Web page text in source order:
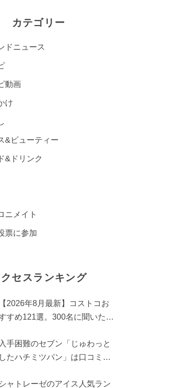
カテゴリー
ドニュース
動画
け
&ビューティー
&ドリンク
ニメイト
票に参加
クセスランキング
【2026年8月最新】コストコお
すめ121選。300名に聞いた買
め商品も
入手困難のセブン「じゅわっと
したハチミツパン」は口コミ通
検証
シャトレーゼのアイス人気ラン